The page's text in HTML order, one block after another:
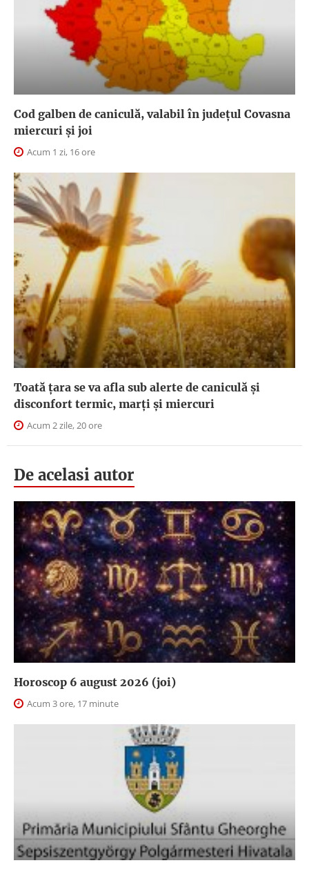
Cod galben de caniculă, valabil în judeţul Covasna
miercuri și joi
Acum 1 zi, 16 ore
Toată țara se va afla sub alerte de caniculă și
disconfort termic, marți și miercuri
Acum 2 zile, 20 ore
De acelasi autor
Horoscop 6 august 2026 (joi)
Acum 3 ore, 17 minute